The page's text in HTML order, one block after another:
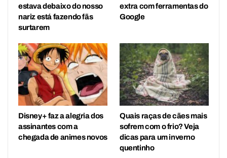
estava debaixo do nosso
nariz está fazendo fãs
surtarem
extra com ferramentas do
Google
Disney+ faz a alegria dos
assinantes com a
chegada de animes novos
Quais raças de cães mais
sofrem com o frio? Veja
dicas para um inverno
quentinho